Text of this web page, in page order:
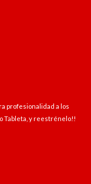
profesionalidad a los
Tableta, y reestrénelo!!